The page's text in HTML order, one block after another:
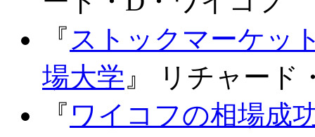
『 ストックマーケッ
場大学 』 リチャード
『 ワイコフの相場成